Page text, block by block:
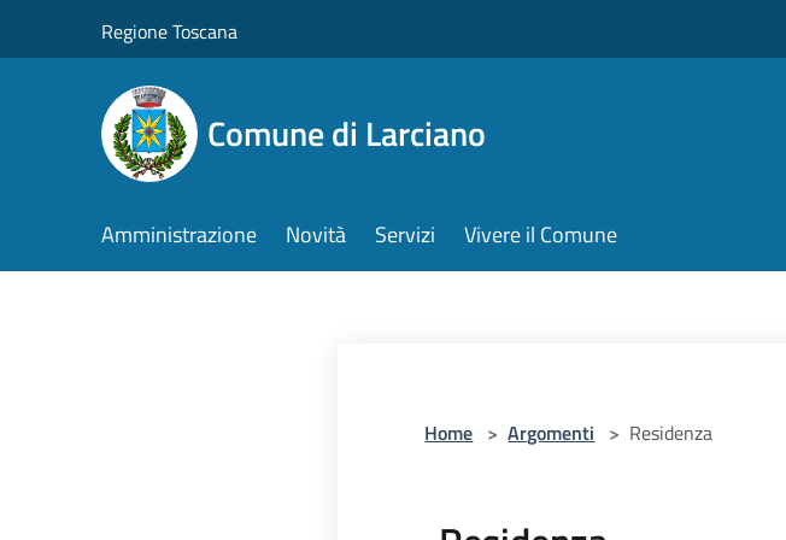
Regione Toscana
Comune di Larciano
Amministrazione Novità Servizi Vivere il Comune
Home > Argomenti > Residenza